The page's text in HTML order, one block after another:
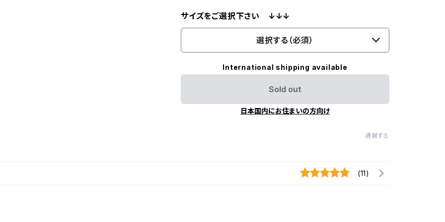
サイズをご選択下さい ↓↓↓
選択する（必須）
International shipping available
Sold out
日本国内にお住まいの方向け
通報する
(11)